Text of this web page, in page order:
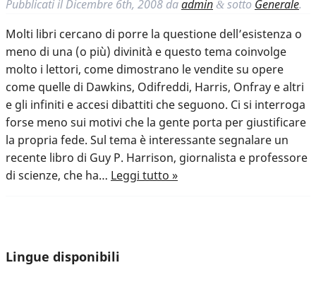
Pubblicati ilDicembre 6th, 2008 daadmin & sotto Generale.
Molti libri cercano di porre la questione dell’esistenza o
meno di una (o più) divinità e questo tema coinvolge
molto i lettori, come dimostrano le vendite su opere
come quelle di Dawkins, Odifreddi, Harris, Onfray e altri
e gli infiniti e accesi dibattiti che seguono. Ci si interroga
forse meno sui motivi che la gente porta per giustificare
la propria fede. Sul tema è interessante segnalare un
recente libro di Guy P. Harrison, giornalista e professore
di scienze, che ha… Leggi tutto »
Lingue disponibili